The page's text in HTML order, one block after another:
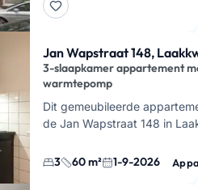
gelijkvloers,…
Jan Wapstraat 148,
3-slaapkamer appartement
warmtepomp
Dit gemeubileerde
de Jan Wapstraat 148 in
keuken,…
3 60 m² 1-9-2026